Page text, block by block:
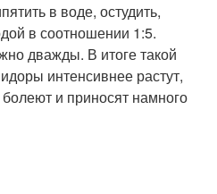
в воде, остудить,
в соотношении 1:5.
дважды. В итоге такой
интенсивнее растут,
и приносят намного